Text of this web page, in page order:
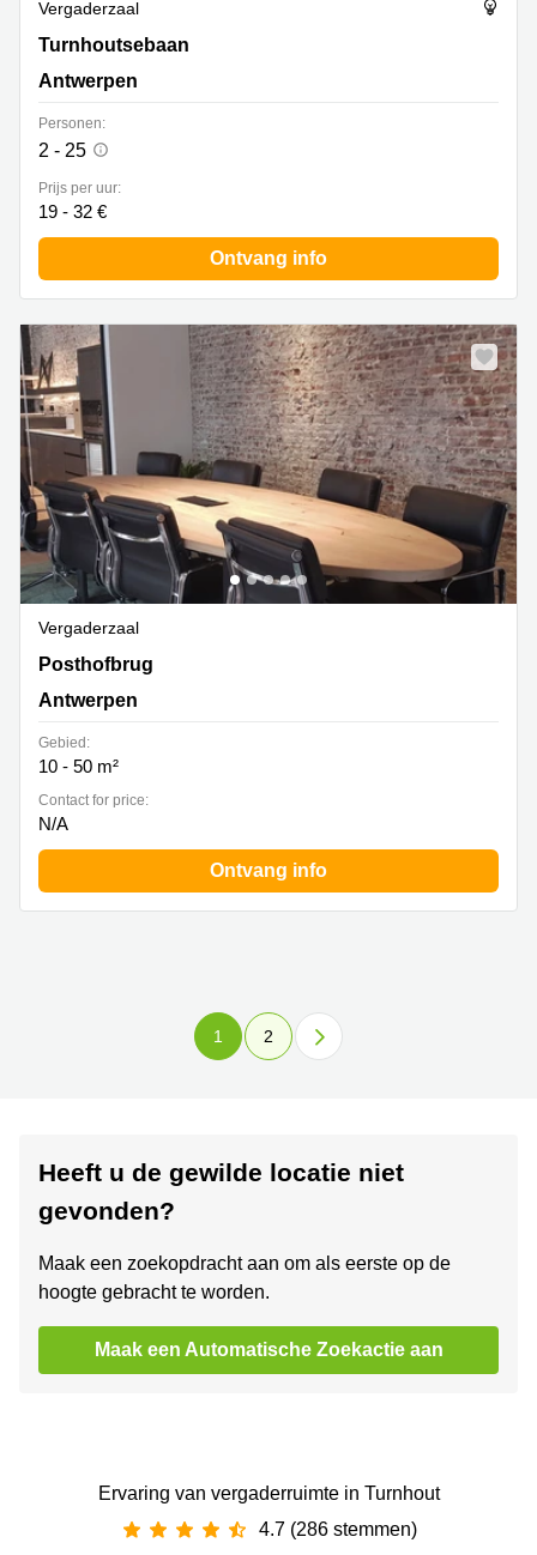
Vergaderzaal
Turnhoutsebaan 139a, Antwerpen
Turnhoutsebaan
Antwerpen
Personen:
2 - 25
Prijs per uur:
19 - 32 €
Ontvang info
Vergaderzaal
Posthofbrug 6-8 , Antwerpen
Posthofbrug
Antwerpen
Gebied:
10 - 50 m²
Contact for price:
N/A
Ontvang info
1 2
Heeft u de gewilde locatie niet
gevonden?
Maak een zoekopdracht aan om als eerste op de
hoogte gebracht te worden.
Maak een Automatische Zoekactie aan
Ervaring van ‪vergaderruimte‬ in Turnhout
4.7 (286 stemmen)